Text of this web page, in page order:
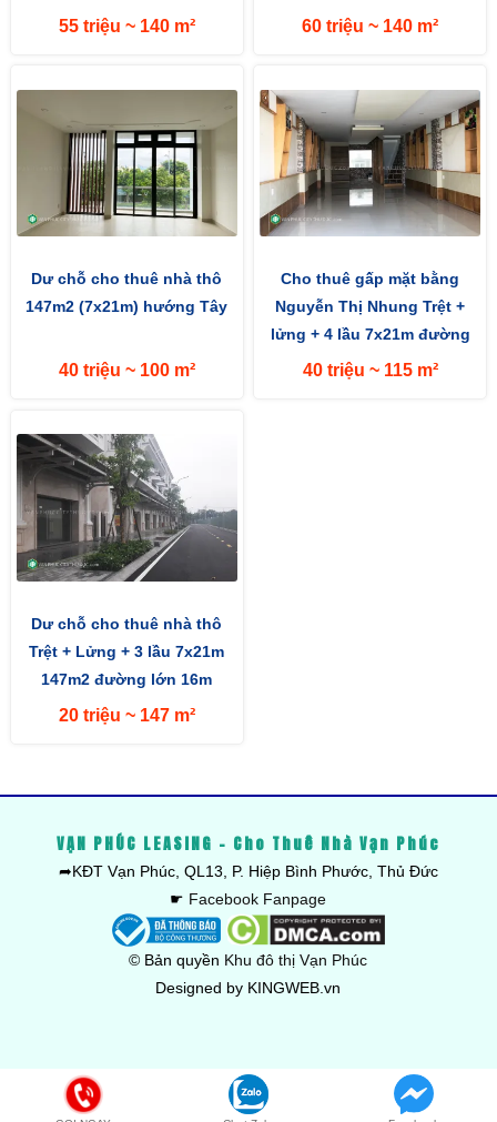
16m
55 triệu ~ 140 m² 60 triệu ~ 140 m²
Dư chỗ cho thuê nhà thô
147m2 (7x21m) hướng Tây
40 triệu ~ 100 m²
Cho thuê gấp mặt bằng
Nguyễn Thị Nhung Trệt +
lửng + 4 lầu 7x21m đường
rộng 16m hướng Bắc
40 triệu ~ 115 m²
Dư chỗ cho thuê nhà thô
Trệt + Lửng + 3 lầu 7x21m
147m2 đường lớn 16m
hướng Tây
20 triệu ~ 147 m²
VẠN PHÚC LEASING - Cho Thuê Nhà Vạn Phúc
➦KĐT Vạn Phúc, QL13, P. Hiệp Bình Phước, Thủ Đức
☛ Facebook Fanpage
© Bản quyền Khu đô thị Vạn Phúc
Designed by KINGWEB.vn